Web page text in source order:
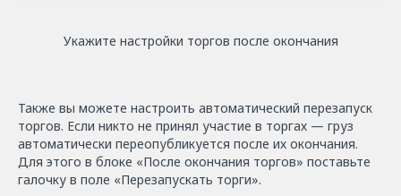
Укажите настройки торгов после окончания
Также вы можете настроить автоматический перезапуск
торгов. Если никто не принял участие в торгах — груз
автоматически переопубликуется после их окончания.
Для этого в блоке «После окончания торгов» поставьте
галочку в поле «Перезапускать торги».